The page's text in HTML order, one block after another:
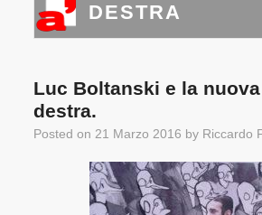
DESTRA
Luc Boltanski e la nuova
destra.
Posted on 21 Marzo 2016 by Riccardo